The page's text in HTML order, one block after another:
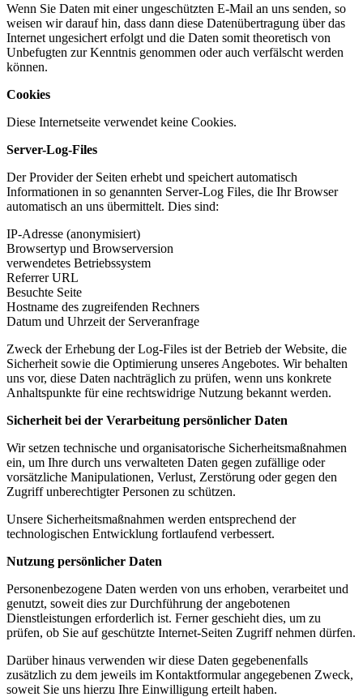
Wenn Sie Daten mit einer ungeschützten E-Mail an uns senden, so
weisen wir darauf hin, dass dann diese Datenübertragung über das
Internet ungesichert erfolgt und die Daten somit theoretisch von
Unbefugten zur Kenntnis genommen oder auch verfälscht werden
können.
Cookies
Diese Internetseite verwendet keine Cookies.
Server-Log-Files
Der Provider der Seiten erhebt und speichert automatisch
Informationen in so genannten Server-Log Files, die Ihr Browser
automatisch an uns übermittelt. Dies sind:
IP-Adresse (anonymisiert)
Browsertyp und Browserversion
verwendetes Betriebssystem
Referrer URL
Besuchte Seite
Hostname des zugreifenden Rechners
Datum und Uhrzeit der Serveranfrage
Zweck der Erhebung der Log-Files ist der Betrieb der Website, die
Sicherheit sowie die Optimierung unseres Angebotes. Wir behalten
uns vor, diese Daten nachträglich zu prüfen, wenn uns konkrete
Anhaltspunkte für eine rechtswidrige Nutzung bekannt werden.
Sicherheit bei der Verarbeitung persönlicher Daten
Wir setzen technische und organisatorische Sicherheitsmaßnahmen
ein, um Ihre durch uns verwalteten Daten gegen zufällige oder
vorsätzliche Manipulationen, Verlust, Zerstörung oder gegen den
Zugriff unberechtigter Personen zu schützen.
Unsere Sicherheitsmaßnahmen werden entsprechend der
technologischen Entwicklung fortlaufend verbessert.
Nutzung persönlicher Daten
Personenbezogene Daten werden von uns erhoben, verarbeitet und
genutzt, soweit dies zur Durchführung der angebotenen
Dienstleistungen erforderlich ist. Ferner geschieht dies, um zu
prüfen, ob Sie auf geschützte Internet-Seiten Zugriff nehmen dürfen.
Darüber hinaus verwenden wir diese Daten gegebenenfalls
zusätzlich zu dem jeweils im Kontaktformular angegebenen Zweck,
soweit Sie uns hierzu Ihre Einwilligung erteilt haben.